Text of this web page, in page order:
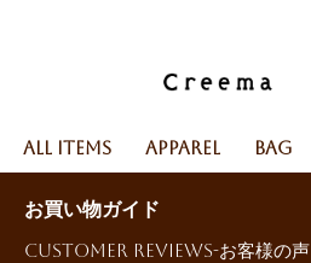
All Items Apparel Bag
お買い物ガイド
Customer reviews-お客様の声